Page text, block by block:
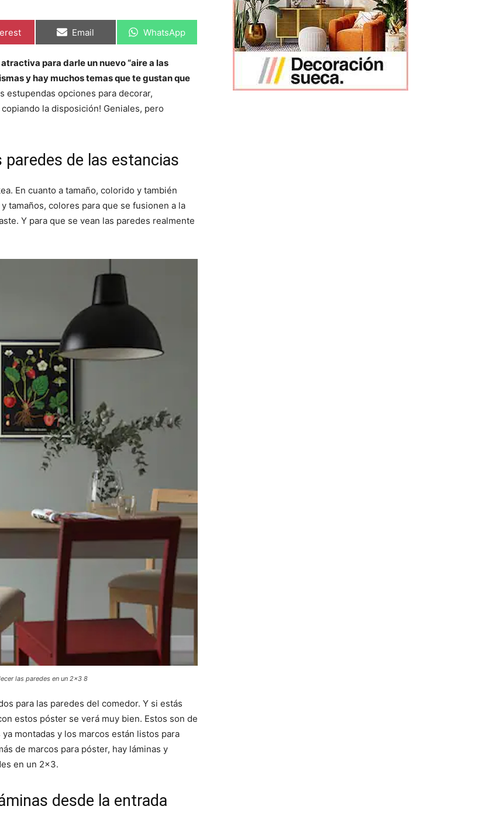
C
a
r
t
i
e
Email C
a
r
t
i
e
WhatsApp
para darle un nuevo “aire a las
y hay muchos temas que te gustan que
estupendas opciones para decorar,
la disposición! Geniales, pero
de las estancias
En cuanto a tamaño, colorido y también
tamaños, colores para que se fusionen a la
Y para que se vean las paredes realmente
las paredes en un 2x3 8
para las paredes del comedor. Y si estás
estos póster se verá muy bien. Estos son de
montadas y los marcos están listos para
de marcos para póster, hay láminas y
en un 2×3.
desde la entrada